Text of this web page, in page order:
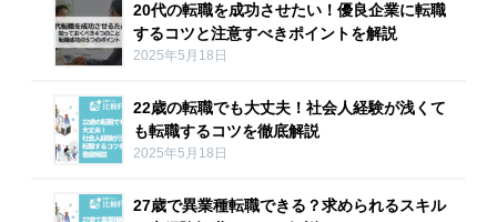
20代の転職を成功させたい！優良企業に転職
するコツと注意すべきポイントを解説
2025年5月18日
22歳の転職でも大丈夫！社会人経験が浅くて
も転職するコツを徹底解説
2025年5月18日
27歳で異業種転職できる？求められるスキル